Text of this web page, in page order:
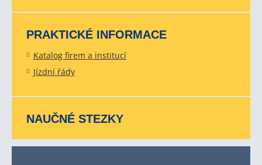
PRAKTICKÉ INFORMACE
Katalog firem a institucí
Jízdní řády
NAUČNÉ STEZKY